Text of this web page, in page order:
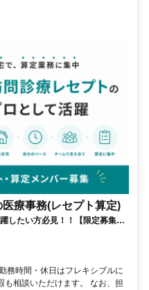
医療事務(レセプト算定)
したい方必見！！【限定募集】
成果報酬型／業務委託）
務時間・休日はフレキシブルに
も相談いただけます。 なお、担